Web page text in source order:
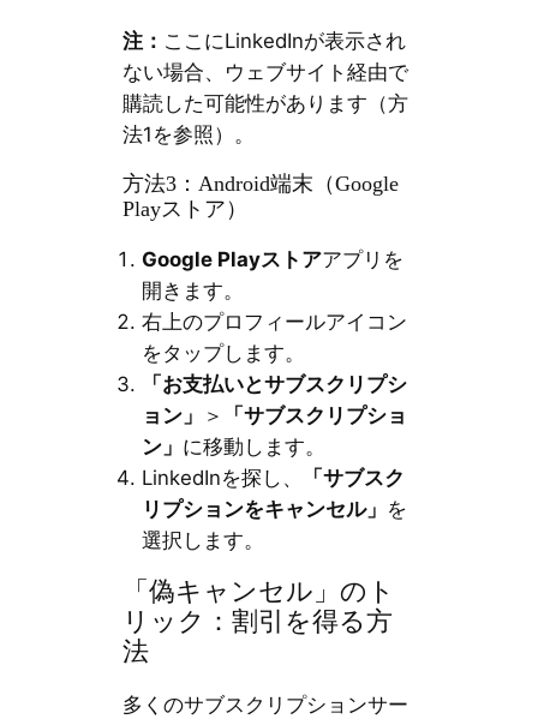
注： ここにLinkedInが表示され
ない場合、ウェブサイト経由で
購読した可能性があります（方
法1を参照）。
方法3：Android端末（Google
Playストア）
Google Playストアアプリを
開きます。
右上のプロフィールアイコン
をタップします。
「お支払いとサブスクリプシ
ョン」
＞
「サブスクリプショ
ン」 に移動します。
LinkedInを探し、
「サブスク
リプションをキャンセル」 を
選択します。
「偽キャンセル」のト
リック：割引を得る方
法
多くのサブスクリプションサー